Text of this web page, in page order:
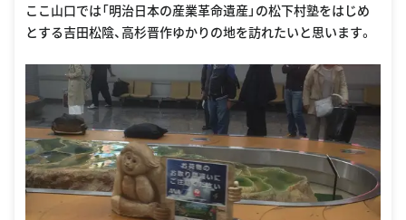
ここ山口では「明治日本の産業革命遺産」の松下村塾をはじめ
とする吉田松陰、高杉晋作ゆかりの地を訪れたいと思います。